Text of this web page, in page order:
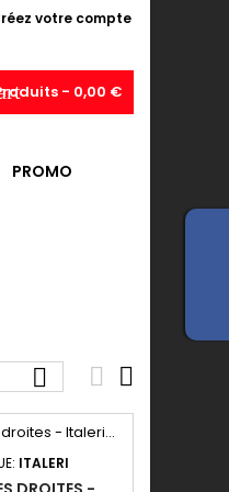
votre compte
- 0,00 €
PROMO
  
ITALERI